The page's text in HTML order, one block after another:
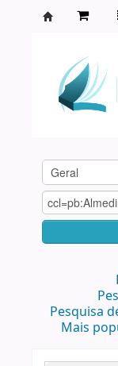
Agamenon
Pesquisa
Mais